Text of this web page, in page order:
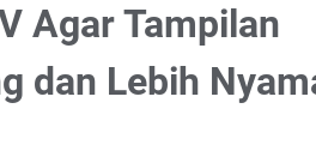
Agar Tampilan
dan Lebih